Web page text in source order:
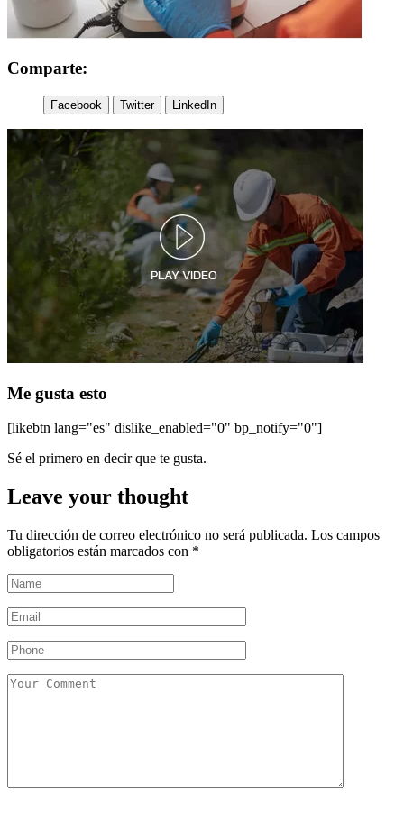
Comparte:
Facebook Twitter LinkedIn
Me gusta esto
[likebtn lang="es" dislike_enabled="0" bp_notify="0"]
Sé el primero en decir que te gusta.
Leave your thought
Tu dirección de correo electrónico no será publicada. Los campos
obligatorios están marcados con *